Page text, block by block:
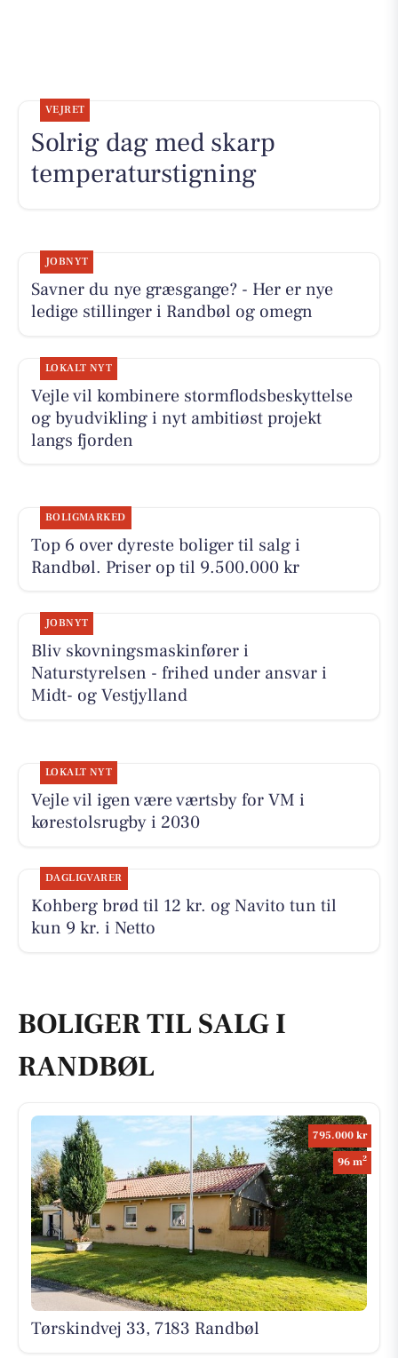
VEJRET
Solrig dag med skarp
temperaturstigning
JOBNYT
Savner du nye græsgange? - Her er nye
ledige stillinger i Randbøl og omegn
LOKALT NYT
Vejle vil kombinere stormflodsbeskyttelse
og byudvikling i nyt ambitiøst projekt
langs fjorden
BOLIGMARKED
Top 6 over dyreste boliger til salg i
Randbøl. Priser op til 9.500.000 kr
JOBNYT
Bliv skovningsmaskinfører i
Naturstyrelsen - frihed under ansvar i
Midt- og Vestjylland
LOKALT NYT
Vejle vil igen være værtsby for VM i
kørestolsrugby i 2030
DAGLIGVARER
Kohberg brød til 12 kr. og Navito tun til
kun 9 kr. i Netto
BOLIGER TIL SALG I
RANDBØL
795.000 kr
96 m2
Tørskindvej 33, 7183 Randbøl